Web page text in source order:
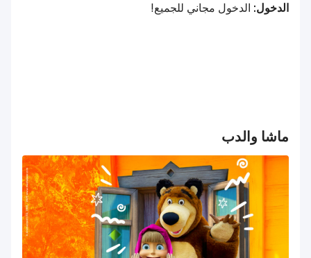
الدخول: الدخول مجاني للجميع!
ماشا والدب